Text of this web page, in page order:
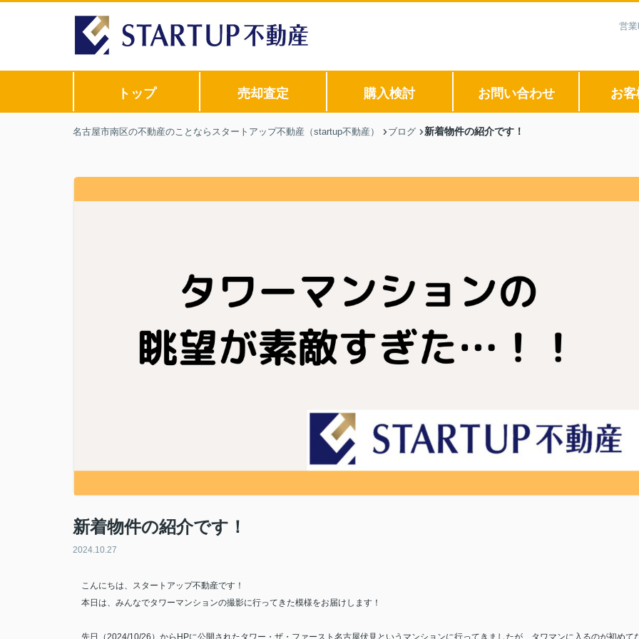
営
トップ 売却査定 購入検討 お問い合わせ お
名古屋市南区の不動産のことならスタートアップ不動産（startup不動産） ブログ 新着物件の紹介です！
新着物件の紹介です！
2024.10.27
こんにちは、スタートアップ不動産です！
本日は、みんなでタワーマンションの撮影に行ってきた模様をお届けします！
先日（2024/10/26 ）から HPに公開されたタワー・ザ・ファースト名古屋伏見というマンションに行ってきましたが、タワマンに入るのが初めて